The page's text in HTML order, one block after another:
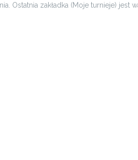
Ostatnia zakładka (Moje turnieje)